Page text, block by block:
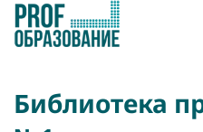
Библиотека